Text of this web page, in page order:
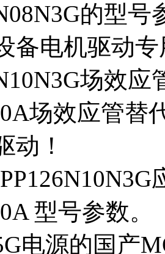
的型号
备电机驱动
场效应
场效应管替
动！
型号参数。
电源的国产